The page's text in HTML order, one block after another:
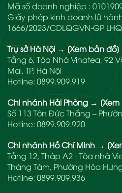
Mã số doanh nghiệp :
Giấy phép kinh doanh lữ
1666/2023/CDLQGVN-GP
Trụ sở Hà Nội → [Xem bản đồ]
Tầng 6, Tòa Nhà Vinatea, 92
Mai, TP. Hà Nội
Hotline: 0899.909.919
Chi nhánh Hải Phòng →
Số 113 Tôn Đức Thắng –
Hotline: 0899.909.920
Chi nhánh Hồ Chí Minh →
Tầng 12, Tháp A2 - Tòa nhà
Tháng Tám, Phường Hòa
Hotline: 0899.909.936